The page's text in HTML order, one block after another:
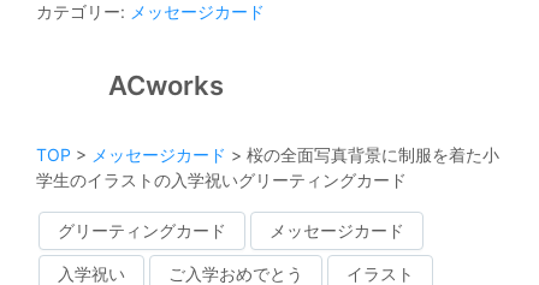
カテゴリー: メッセージカード
ACworks
TOP > メッセージカード > 桜の全面写真背景に制服を着た小
学生のイラストの入学祝いグリーティングカード
グリーティングカード メッセージカード
入学祝い ご入学おめでとう イラスト